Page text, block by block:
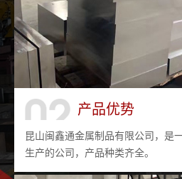
产品优势
昆山闽鑫通金属制品有限公司，是
生产的公司，产品种类齐全。